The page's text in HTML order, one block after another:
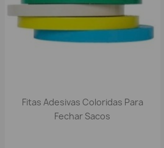
Vista rápida
Fitas Adesivas Coloridas Para
Fechar Sacos